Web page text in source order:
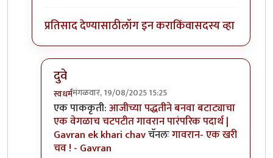
प्रतिसाद देण्यासाठीलॉग इन कराकिंवासदस्य व्हा
दुवे
स्वधर्ममंगळवार, 19/08/2025 15:25
In reply toअगदीच असं नाहीbyस्वधर्म
एक पाककृती:आजीच्या पद्धतीने बनवा बटाट्याचा
एक वेगळाच चटपटीत गावरान पारंपरिक पदार्थ |
Gavran ek khari chavचॅनलःगावरान- एक खरी
चव ! - Gavran